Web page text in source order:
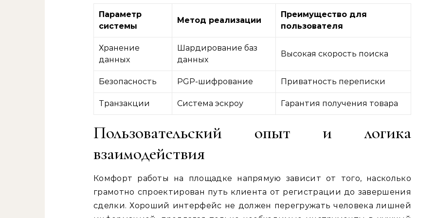
Параметр
системы
Метод реализации
Преимущество для
пользователя
Хранение
данных
Шардирование баз
данных
Высокая скорость поиска
Безопасность PGP-шифрование Приватность переписки
Транзакции Система эскроу Гарантия получения товара
Пользовательский опыт и логика
взаимодействия
Комфорт работы на площадке напрямую зависит от того, насколько
грамотно спроектирован путь клиента от регистрации до завершения
сделки. Хороший интерфейс не должен перегружать человека лишней